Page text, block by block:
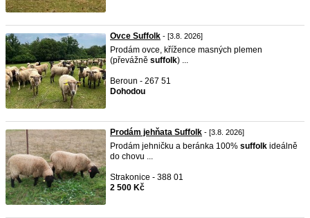
Ovce Suffolk - [3.8. 2026]
Prodám ovce, křížence masných plemen
(převážně suffolk) ...
Beroun - 267 51
Dohodou
Prodám jehňata Suffolk - [3.8. 2026]
Prodám jehničku a beránka 100% suffolk ideálně
do chovu ...
Strakonice - 388 01
2 500 Kč